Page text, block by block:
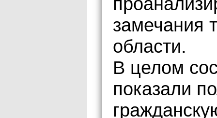
замечания
области.
В целом
показали